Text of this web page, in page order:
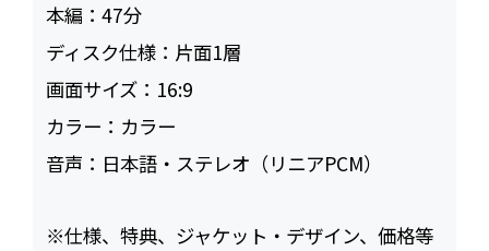
本編：47
ディスク仕様： 片面1層
画面サイズ： 16:9
カラー： カラー
音声： 日本語・ステレオ（リニアPCM）
※仕様、特典、ジャケット・デザイン、価格等